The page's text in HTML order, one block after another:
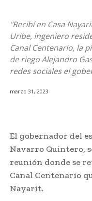
"Recibí en Casa
Uribe, ingeniero
Canal Centenario, la
de riego Alejandro
redes sociales el
marzo 31, 2023
El gobernador del
Navarro Quintero,
reunión donde se
Canal Centenario
Nayarit.